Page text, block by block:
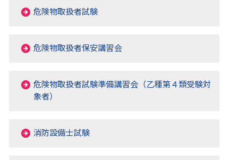
危険物取扱者試験
危険物取扱者保安講習会
危険物取扱者試験準備講習会（乙種第４類受験対
象者）
消防設備士試験